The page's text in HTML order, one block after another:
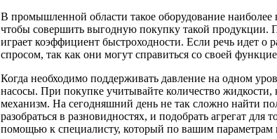
В промышленной области такое оборудование наиболее
чтобы совершить выгодную покупку такой продукции.
играет коэффициент быстроходности. Если речь идет
спросом, так как они могут справиться со своей
Когда необходимо поддерживать давление на одном
насосы. При покупке учитывайте количество жидкости,
механизм. На сегодняшний день не так сложно найти
разобраться в разновидностях, и подобрать агрегат
помощью к специалисту, который по вашим параметрам